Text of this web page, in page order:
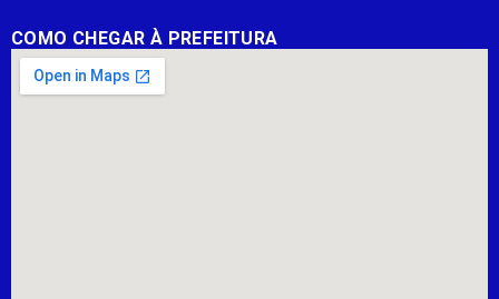
COMO CHEGAR À PREFEITURA